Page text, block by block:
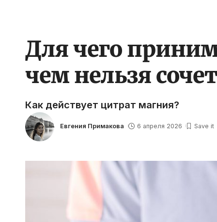
Для чего
чем нельзя
Как действует цитрат магния?
Евгения Примакова 6 апреля 2026